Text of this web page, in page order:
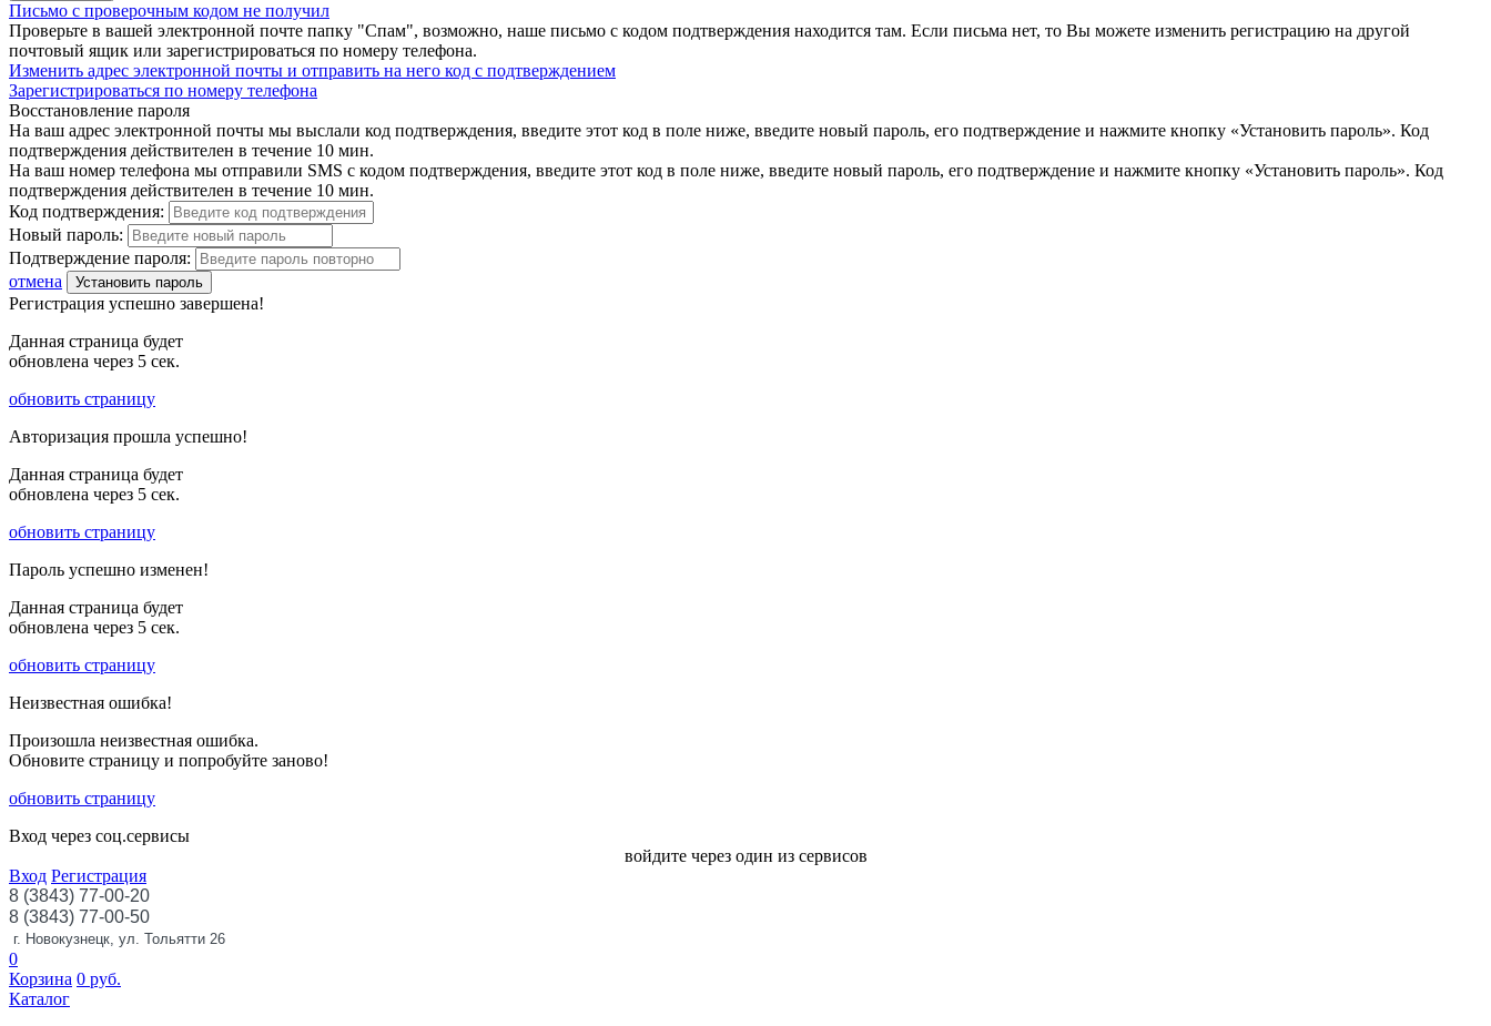
Письмо с проверочным кодом не получил
Проверьте в вашей электронной почте папку "Спам", возможно, наше письмо с кодом подтверждения находится там. Если письма нет, то Вы можете изменить регистрацию на другой
почтовый ящик или зарегистрироваться по номеру телефона.
Изменить адрес электронной почты и отправить на него код с подтверждением
Зарегистрироваться по номеру телефона
Восстановление пароля
На ваш адрес электронной почты мы выслали код подтверждения, введите этот код в поле ниже, введите новый пароль, его подтверждение и нажмите кнопку «Установить пароль». Код
подтверждения действителен в течение 10 мин.
На ваш номер телефона мы отправили SMS с кодом подтверждения, введите этот код в поле ниже, введите новый пароль, его подтверждение и нажмите кнопку «Установить пароль». Код
подтверждения действителен в течение 10 мин.
Код подтверждения:
Новый пароль:
Подтверждение пароля:
отмена
Установить пароль
Регистрация успешно завершена!
Данная страница будет
обновлена через 5 сек.
обновить страницу
Авторизация прошла успешно!
Данная страница будет
обновлена через 5 сек.
обновить страницу
Пароль успешно изменен!
Данная страница будет
обновлена через 5 сек.
обновить страницу
Неизвестная ошибка!
Произошла неизвестная ошибка.
Обновите страницу и попробуйте заново!
обновить страницу
Вход через соц.сервисы
войдите через один из сервисов
Вход Регистрация
8 (3843) 77-00-20
8 (3843) 77-00-50
г. Новокузнецк, ул. Тольятти 26
0
Корзина 0 руб.
Каталог